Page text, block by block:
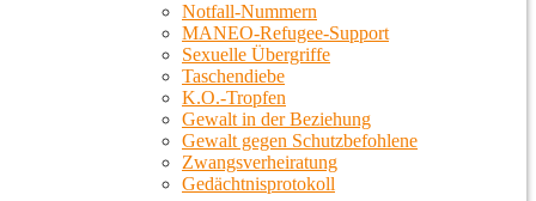
Notfall-Nummern
MANEO-Refugee-Support
Sexuelle Übergriffe
Taschendiebe
K.O.-Tropfen
Gewalt in der Beziehung
Gewalt gegen Schutzbefohlene
Zwangsverheiratung
Gedächtnisprotokoll